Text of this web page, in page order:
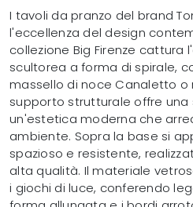
I tavoli da pranzo del brand
l'eccellenza del design
collezione Big Firenze
scultorea a forma di spirale,
massello di noce Canaletto o
supporto strutturale offre
un'estetica moderna che
ambiente. Sopra la base si
spazioso e resistente,
alta qualità. Il materiale
i giochi di luce, conferendo